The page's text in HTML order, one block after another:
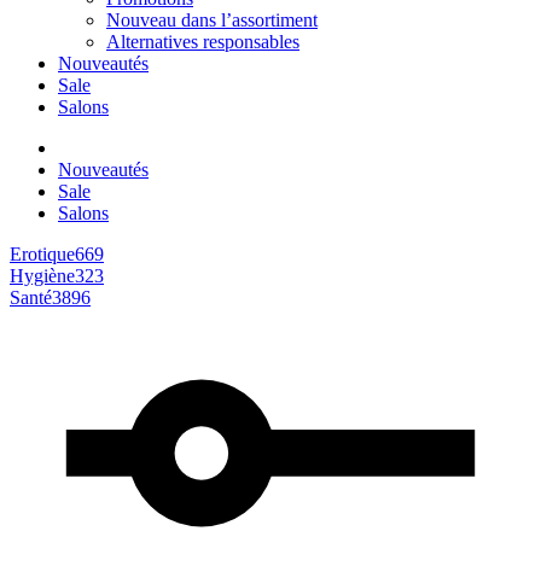
Nouveau dans l’assortiment
Alternatives responsables
Nouveautés
Sale
Salons
Nouveautés
Sale
Salons
Erotique669
Hygiène323
Santé3896